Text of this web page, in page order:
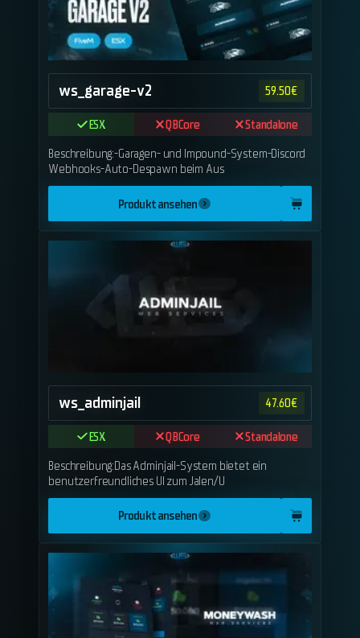
ws_garage-v2 59.50€
ESX QBCore
Standalone
Beschreibung:-Garagen- und Impound-System-Discord
Webhooks-Auto-Despawn beim Aus
Produkt ansehen
ws_adminjail 47.60€
ESX QBCore
Standalone
Beschreibung:Das Adminjail-System bietet ein
benutzerfreundliches UI zum Jalen/U
Produkt ansehen